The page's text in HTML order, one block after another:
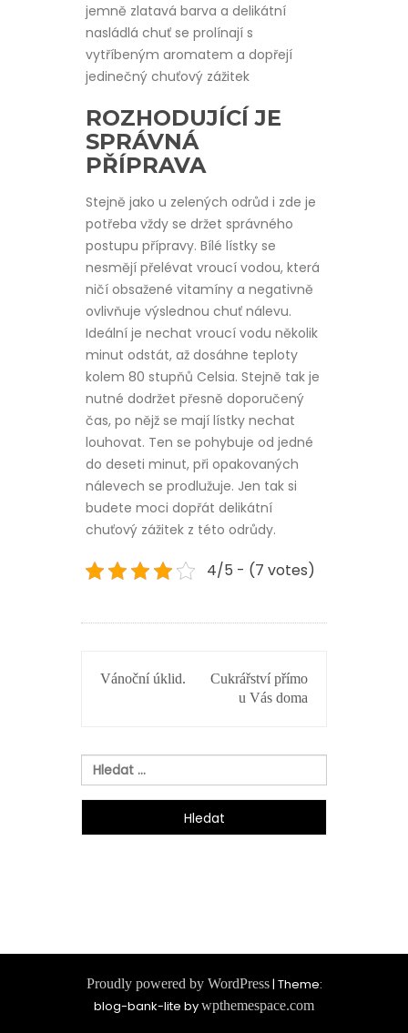
jemně zlatavá barva a delikátní
nasládlá chuť se prolínají s
vytříbeným aromatem a dopřejí
jedinečný chuťový zážitek
ROZHODUJÍCÍ JE
SPRÁVNÁ
PŘÍPRAVA
Stejně jako u zelených odrůd i zde je
potřeba vždy se držet správného
postupu přípravy. Bílé lístky se
nesmějí přelévat vroucí vodou, která
ničí obsažené vitamíny a negativně
ovlivňuje výslednou chuť nálevu.
Ideální je nechat vroucí vodu několik
minut odstát, až dosáhne teploty
kolem 80 stupňů Celsia. Stejně tak je
nutné dodržet přesně doporučený
čas, po nějž se mají lístky nechat
louhovat. Ten se pohybuje od jedné
do deseti minut, při opakovaných
nálevech se prodlužuje. Jen tak si
budete moci dopřát delikátní
chuťový zážitek z této odrůdy.
4/5 - (7 votes)
PRO
Vánoční úklid.
Cukrářství přímo
u Vás doma
Vyhledávání
Proudly powered by WordPress | Theme:
blog-bank-lite bywpthemespace.com